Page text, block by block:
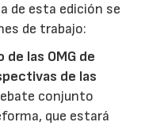
de esta edición se
de trabajo:
de las OMG de
de las
conjunto
que estará